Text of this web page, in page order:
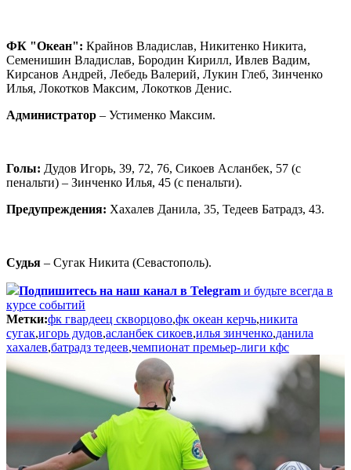
ФК "Океан": Крайнов Владислав, Никитенко Никита,
Семенишин Владислав, Бородин Кирилл, Ивлев Вадим,
Кирсанов Андрей, Лебедь Валерий, Лукин Глеб, Зинченко
Илья, Локотков Максим, Локотков Денис.
Администратор – Устименко Максим.
Голы: Дудов Игорь, 39, 72, 76, Сикоев Асланбек, 57 (с
пенальти) – Зинченко Илья, 45 (с пенальти).
Предупреждения: Хахалев Данила, 35, Тедеев Батрадз, 43.
Судья – Сугак Никита (Севастополь).
Подпишитесь на наш канал в Telegram и будьте всегда в
курсе событий
Метки:фк гвардеец скворцово,фк океан керчь,никита
сугак,игорь дудов,асланбек сикоев,илья зинченко,данила
хахалев,батрадз тедеев,чемпионат премьер-лиги кфс